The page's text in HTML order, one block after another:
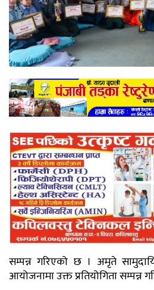
सम्पन्न गरिएको छ । अमृते
आयोजनामा उक्त प्रतियोगिता सम्पन्न